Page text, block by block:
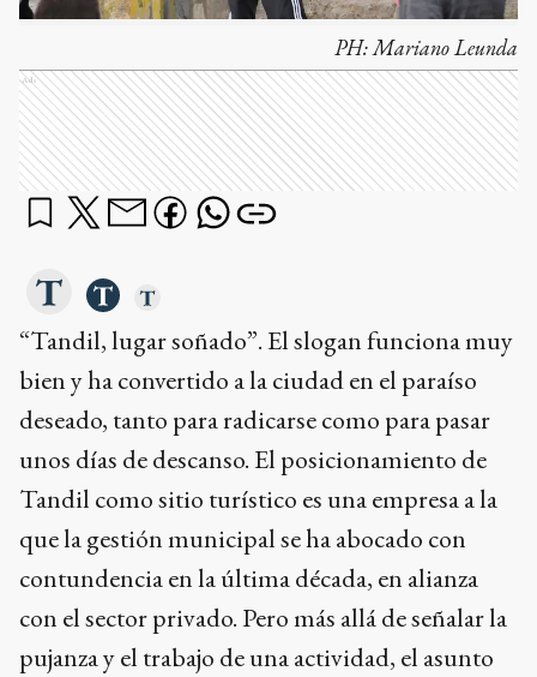
PH:Mariano Leunda
Ads
“Tandil, lugar soñado”. El slogan funciona muy
bien y ha convertido a la ciudad en el paraíso
deseado, tanto para radicarse como para pasar
unos días de descanso. El posicionamiento de
Tandil como sitio turístico es una empresa a la
que la gestión municipal se ha abocado con
contundencia en la última década, en alianza
con el sector privado. Pero más allá de señalar la
pujanza y el trabajo de una actividad, el asunto